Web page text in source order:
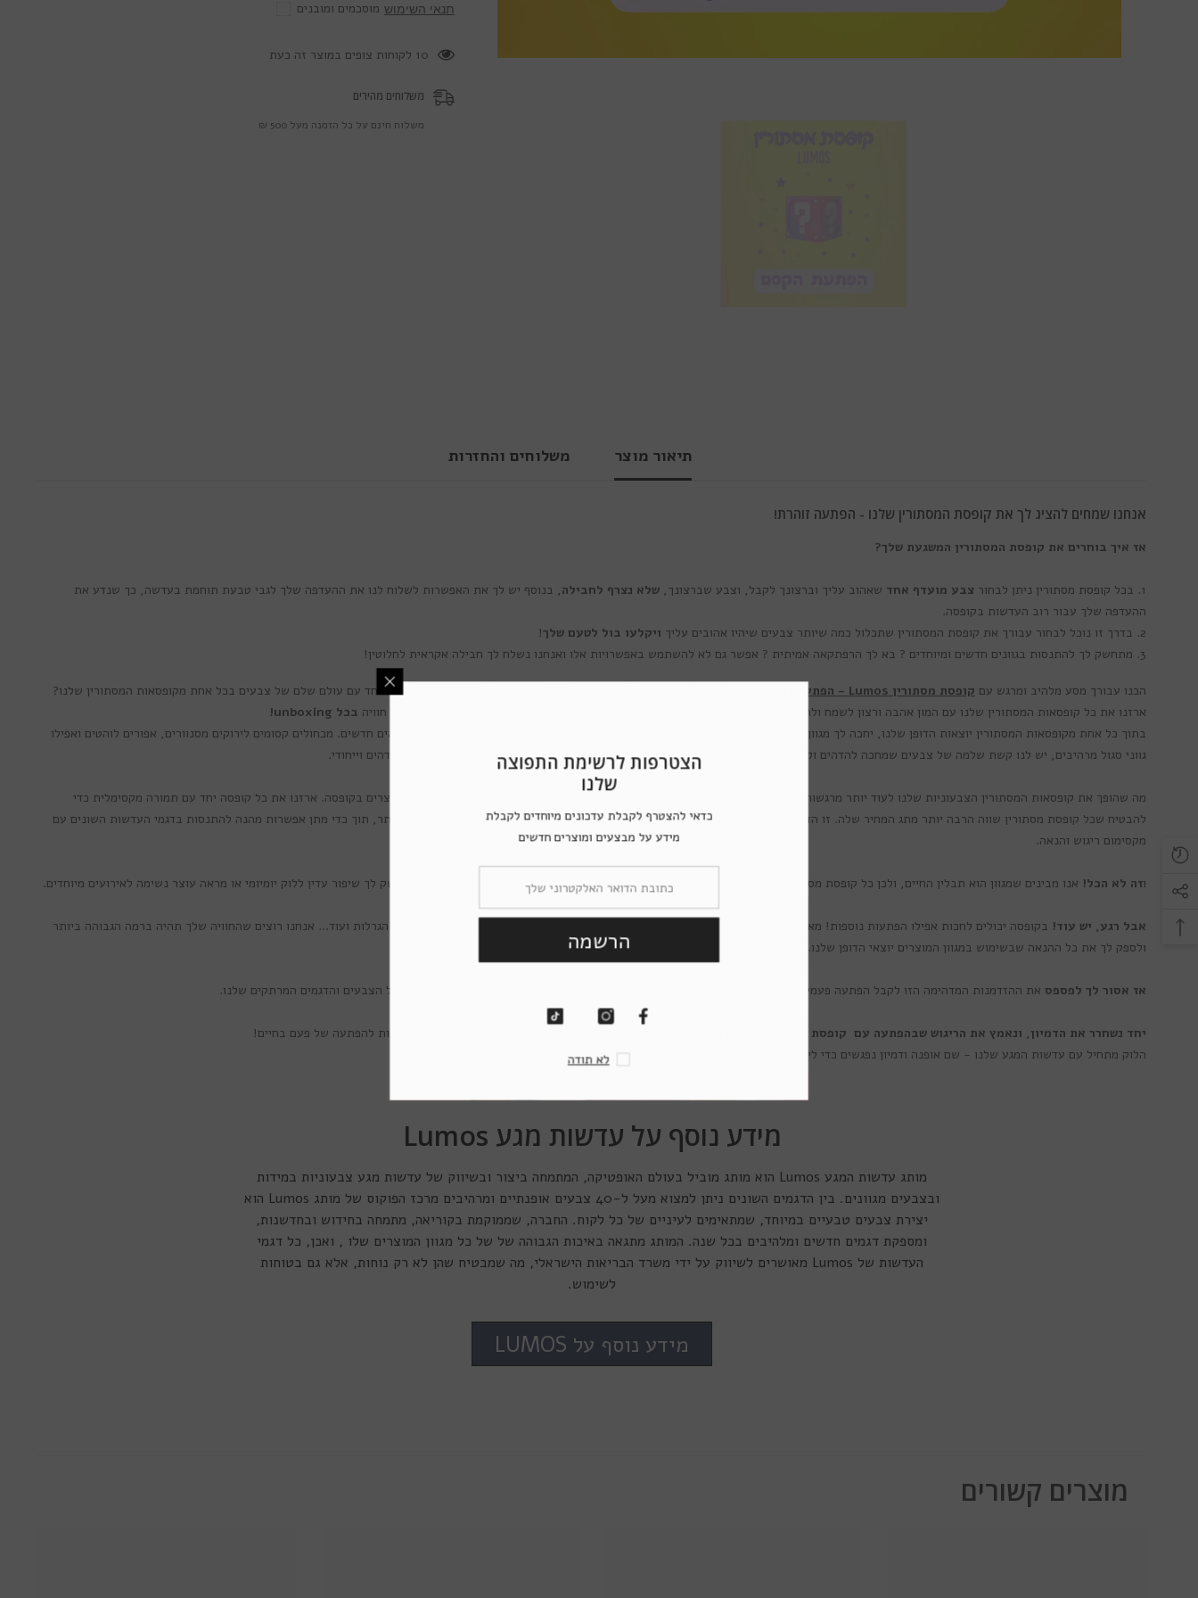
מוסכמים ומובנים תנאי השימוש
11 לקוחות צופים במוצר זה כעת
משלוחים מהירים
משלוח חינם על כל הזמנה מעל 500 ₪
תיאור מוצר משלוחים והחזרות
אנחנו שמחים להציג לך את קופסת המסתורין שלנו - הפתעה זוהרת!
אז איך בוחרים את קופסת המסתורין המשגעת שלך?
1. בכל קופסת מסתורין ניתן לבחור צבע מועדף אחד שאהוב עליך וברצונך לקבל, וצבע שברצונך,שלא נצרף לחבילה, בנוסף יש לך את האפשרות לשלוח לנו את ההעדפה שלך לגבי טבעת תוחמת בעדשה, כך שנדע את
ההעדפה שלך עבור רוב העדשות בקופסה.
2. בדרך זו נוכל לבחור עבורך את קופסת המסתורין שתכלול כמה שיותר צבעים שיהיו אהובים עליך
ויקלעו בול לטעם שלך!
3. מתחשק לך להתנסות בגוונים חדשים ומיוחדים ? בא לך הרפתקאה אמיתית ? אפשר גם לא להשתמש באפשרויות אלו ואנחנו נשלח לך חבילה אקראית לחלוטין!
הכנו עבורך מסע מלהיב ומרגש עם קופסת מסתורין Lumos - הפתעה זוהרת
. האם יש בך את התשוקה והתעוזה לחוות את ההתרגשות וההפתעה הנמצאים יחד עם עולם שלם של צבעים בכל אחת מקופסאות המסתורין שלנו?
ארזנו את כל קופסאות המסתורין שלנו עם המון אהבה ורצון לשמח ולהפתיע, וכל קופסה אוצרת בתוכה מגוון של סטייל צבעוני שובה לב. אנחנו מבטיחים לך חוויה בכל unboxing!
בתוך כל אחת מקופסאות המסתורין יוצאות הדופן שלנו, יחכה לך מגוון של עדשות מגע צבעוניות ממותג Lumos בלבד ואביזרים שיעלו את הסגנון שלך לגבהים חדשים. מכחולים קסומים לירוקים מסנוורים, אפורים לוהטים ואפילו
גווני סגול מרהיבים, יש לנו קשת שלמה של צבעים שמחכה להדהים ולרגש אותך! כל דגם עדשות נועד לשפר את היופי הטבעי שלך ולהעניק לעינייך מראה מדהים וייחודי.
מה שהופך את קופסאות המסתורין הצבעוניות שלנו לעוד יותר מרגשות זו העובדה
על המחיר הכולל עבור כל המוצרים בקופסה. ארזנו את כל קופסה יחד עם תמורה מקסימלית כדי
להבטיח שכל קופסת מסתורין שווה הרבה יותר מתג המחיר שלה. זו הדרך שלנו להבטיח את התמורה הטובה ביותר עבורך, ואת העסקה האפשרית השווה ביותר, תוך כדי מתן אפשרות מהנה להתנסות בדגמי העדשות השונים עם
מקסימום ריגוש והנאה.
וזה לא הכל! אנו מבינים שמגוון הוא תבלין החיים, ולכן כל קופסת מסתורין שלנו כוללת מבחר דגמי עדשות, העונים להעדפות וסגנונות שונים. בין אם מתחשק לך שיפור עדין ללוק יומיומי או מראה עוצר נשימה לאירועים מיוחדים.
אבל רגע, יש עוד! בקופסה יכולים לחכות אפילו הפתעות נוספות! מאביזרים מדהימים לעדשות מגע, קופונים שווים ובלעדיים להזמנה הבאה, כרטיסי גירוד, הגרלות ועוד... אנחנו רוצים שהחוויה שלך תהיה ברמה הגבוהה ביותר
ולספק לך את כל ההנאה שבשימוש במגוון המוצרים יוצאי הדופן שלנו.
אז אסור לך לפספס את ההזדמנות המדהימה הזו לקבל הפתעה פעמיים! בפעם הראשונה כאשר יתגלו לך כל הפריטים המדהימים בקופסה ואז שוב בניסוי כל הצבעים והדגמים המרתקים שלנו.
יחד נשחרר את הדמיון, ונאמץ את הריגוש שבהפתעה עם קופסת מסתורין
. כל מה שנותר הוא להזמין ולחכות להפתעה של פעם בחיים!
הלוק מתחיל עם עדשות המגע שלנו - שם אופנה ודמיון נפגשים כדי ליצור עולם של צבעים עוצרי נשימה.
מידע נוסף על עדשות מגע Lumos
מותג עדשות המגע Lumos הוא מותג מוביל בעולם האופטיקה, המתמחה ביצור ובשיווק של עדשות מגע צבעוניות במידות
ובצבעים מגוונים. בין הדגמים השונים ניתן למצוא מעל ל-40 צבעים אופנתיים ומרהיבים מרכז הפוקוס של מותג Lumos הוא
יצירת צבעים טבעיים במיוחד, שמתאימים לעיניים של כל לקוח. החברה, שממוקמת בקוריאה, מתמחה בחידוש ובחדשנות,
ומספקת דגמים חדשים ומלהיבים בכל שנה. המותג מתגאה באיכות הגבוהה של של כל מגוון המוצרים שלו , ואכן, כל דגמי
העדשות של Lumos מאושרים לשיווק על ידי משרד הבריאות הישראלי, מה שמבטיח שהן לא רק נוחות, אלא גם בטוחות
לשימוש.
מידע נוסף על LUMOS
מוצרים קשורים
הצטרפות לרשימת התפוצה
כדאי להצטרף לקבלת עדכונים מיוחדים לקבלת